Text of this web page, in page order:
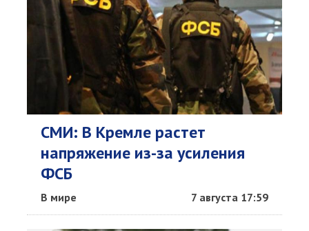
СМИ: В Кремле растет
напряжение из-за усиления
ФСБ
В мире 7 августа 17:59